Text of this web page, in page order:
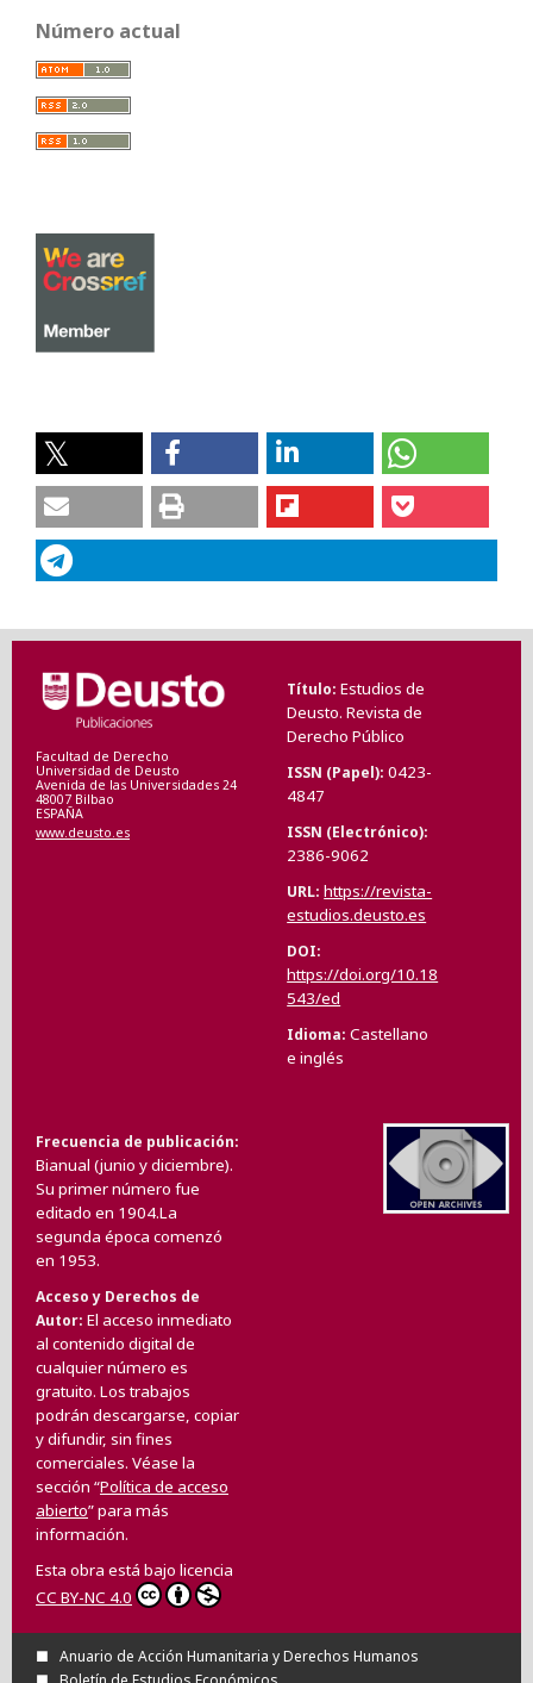
Número actual
Facultad de Derecho
Universidad de Deusto
Avenida de las Universidades 24
48007 Bilbao
ESPAÑA
www.deusto.es
Título Estudios de
Deusto. Revista de
Derecho Público
ISSN (Papel) 0423-
4847
ISSN (Electrónico)
2386-9062
URL https://revista-
estudios.deusto.es
DOI
https://doi.org/10.18
543/ed
Idioma Castellano
e inglés
Frecuencia de publicación
Bianual (junio y diciembre).
Su primer número fue
editado en 1904.La
segunda época comenzó
en 1953.
Acceso y Derechos de
Autor El acceso inmediato
al contenido digital de
cualquier número es
gratuito. Los trabajos
podrán descargarse, copiar
y difundir, sin fines
comerciales. Véase la
sección “Política de acceso
abierto” para más
información.
Esta obra está bajo licencia
CC BY-NC 4.0
Anuario de Acción Humanitaria y Derechos Humanos